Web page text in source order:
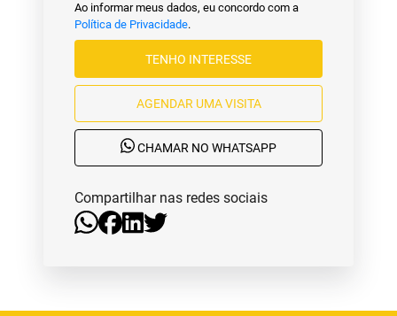
Ao informar meus dados, eu concordo com a
Política de Privacidade.
TENHO INTERESSE
AGENDAR UMA VISITA
CHAMAR NO WHATSAPP
Compartilhar nas redes sociais